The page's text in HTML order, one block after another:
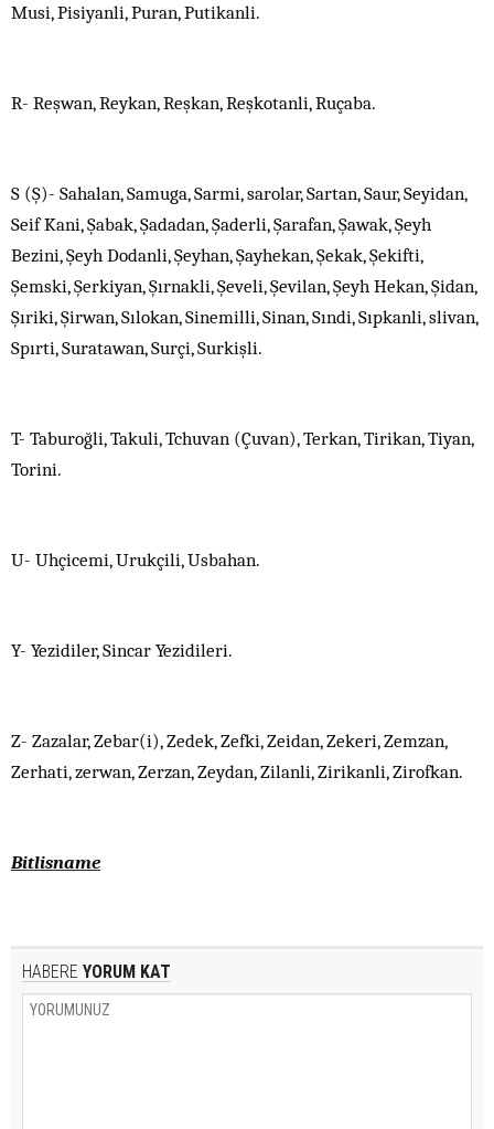
Musi, Pisiyanli, Puran, Putikanli.
R- Reşwan, Reykan, Reşkan, Reşkotanli, Ruçaba.
S (Ş)- Sahalan, Samuga, Sarmi, sarolar, Sartan, Saur, Seyidan,
Seif Kani, Şabak, Şadadan, Şaderli, Şarafan, Şawak, Şeyh
Bezini, Şeyh Dodanli, Şeyhan, Şayhekan, Şekak, Şekifti,
Şemski, Şerkiyan, Şırnakli, Şeveli, Şevilan, Şeyh Hekan, Şidan,
Şıriki, Şirwan, Sılokan, Sinemilli, Sinan, Sındi, Sıpkanli, slivan,
Spırti, Suratawan, Surçi, Surkişli.
T- Taburoğli, Takuli, Tchuvan (Çuvan), Terkan, Tirikan, Tiyan,
Torini.
U- Uhçicemi, Urukçili, Usbahan.
Y- Yezidiler, Sincar Yezidileri.
Z- Zazalar, Zebar(i), Zedek, Zefki, Zeidan, Zekeri, Zemzan,
Zerhati, zerwan, Zerzan, Zeydan, Zilanli, Zirikanli, Zirofkan.
Bitlisname
HABERE YORUM KAT